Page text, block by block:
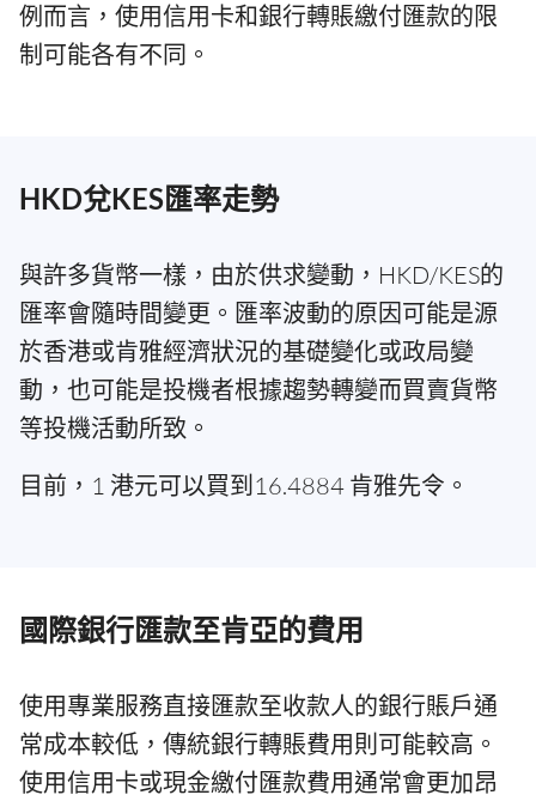
例而言，使用信用卡和銀行轉賬繳付匯款的限
制可能各有不同。
HKD兌KES匯率走勢
與許多貨幣一樣，由於供求變動，HKD/KES的
匯率會隨時間變更。匯率波動的原因可能是源
於香港或肯雅經濟狀況的基礎變化或政局變
動，也可能是投機者根據趨勢轉變而買賣貨幣
等投機活動所致。
目前，1 港元可以買到16.4884 肯雅先令。
國際銀行匯款至肯亞的費用
使用專業服務直接匯款至收款人的銀行賬戶通
常成本較低，傳統銀行轉賬費用則可能較高。
使用信用卡或現金繳付匯款費用通常會更加昂